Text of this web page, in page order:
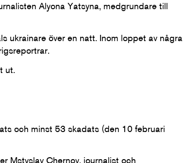
Alyona Yatsyna, medgrundare till
ukrainare över en natt. Inom loppet av några
ut.
och minst 53 skadats (den 10 februari
Mstyslav Chernov, journalist och